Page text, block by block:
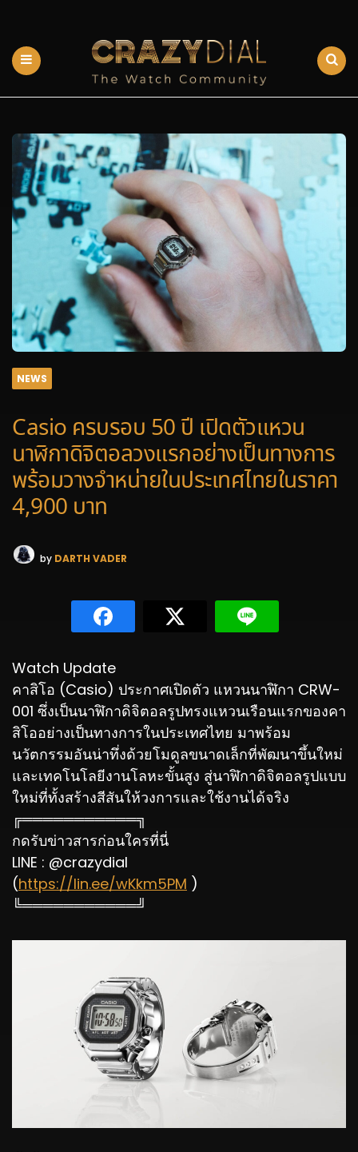
NEWS
Casio ครบรอบ 50 ปี เปิดตัวแหวน
นาฬิกาดิจิตอลวงแรกอย่างเป็นทางการ
พร้อมวางจำหน่ายในประเทศไทยในราคา
4,900 บาท
by DARTH VADER
Watch Update
คาสิโอ (Casio) ประกาศเปิดตัว แหวนนาฬิกา CRW-
001 ซึ่งเป็นนาฬิกาดิจิตอลรูปทรงแหวนเรือนแรกของคา
สิโออย่างเป็นทางการในประเทศไทย มาพร้อม
นวัตกรรมอันน่าทึ่งด้วยโมดูลขนาดเล็กที่พัฒนาขึ้นใหม่
และเทคโนโลยีงานโลหะขั้นสูง สู่นาฬิกาดิจิตอลรูปแบบ
ใหม่ที่ทั้งสร้างสีสันให้วงการและใช้งานได้จริง
╔═══════════╗
กดรับข่าวสารก่อนใครที่นี่
LINE : @crazydial
(https://lin.ee/wKkm5PM )
╚═══════════╝